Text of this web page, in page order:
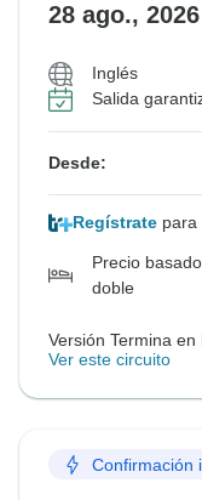
28 ago., 2026
Inglés
Salida
Desde:
Regístrate para
Precio
doble
Versión Termina
Ver este circuito
Confirmación